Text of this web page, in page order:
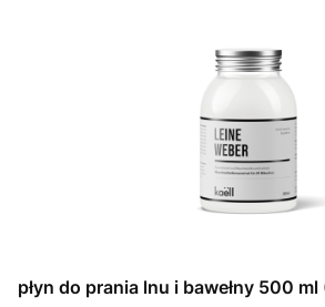
płyn do prania lnu i bawełny 500 ml